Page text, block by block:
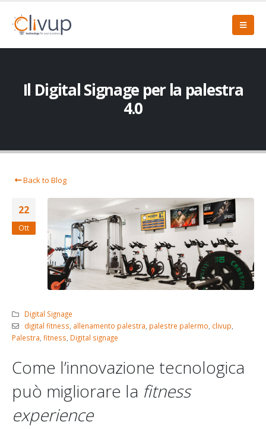
Il Digital Signage per la palestra
4.0
Back to Blog
22
Ott
Digital Signage
digital fitness allenamento palestra palestre palermo clivup
Palestra fitness Digital signage
Come l’innovazione tecnologica
può migliorare la fitness
experience